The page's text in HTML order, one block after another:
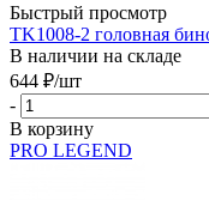
Быстрый просмотр
TK1008-2 головная
В наличии на складе
644 ₽/шт
-
В корзину
PRO LEGEND